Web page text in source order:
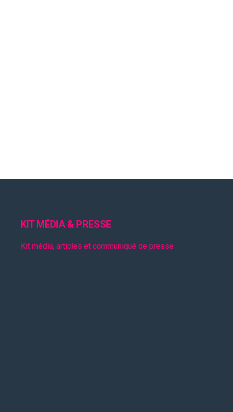
KIT MÉDIA & PRESSE
Kit média, articles et communiqué de presse